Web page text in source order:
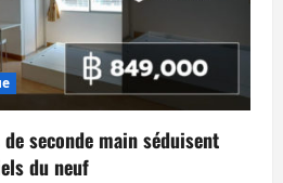
seconde main séduisent
du neuf